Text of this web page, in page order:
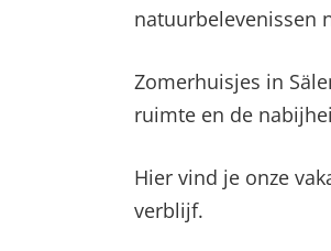
natuurbelevenissen
Zomerhuisjes in
ruimte en de
Hier vind je onze
verblijf.